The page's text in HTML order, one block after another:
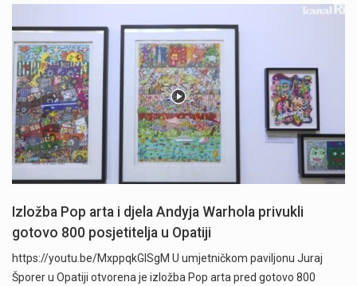
Izložba Pop arta i djela Andyja Warhola privukli
gotovo 800 posjetitelja u Opatiji
https://youtu.be/MxppqkGISgM U umjetničkom paviljonu Juraj
Šporer u Opatiji otvorena je izložba Pop arta pred gotovo 800